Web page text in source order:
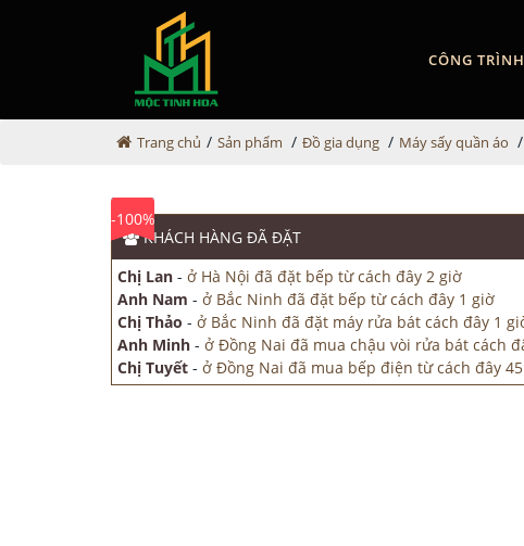
CÔNG TRÌNH
Trang chủ / Sản phẩm / Đồ gia dụng / Máy sấy quần áo /
-100%